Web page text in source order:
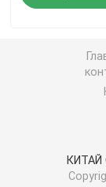
Свет ночи
лампа
КИТАЙ